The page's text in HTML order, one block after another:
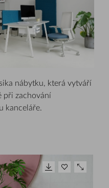
nábytku, která vytváří
při zachování
kanceláře.